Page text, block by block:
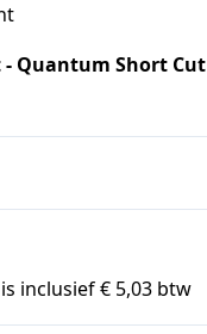
- Quantum Short Cut
inclusief € 5,03 btw